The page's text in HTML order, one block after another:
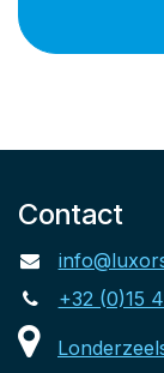
Contact
+32 (0)15